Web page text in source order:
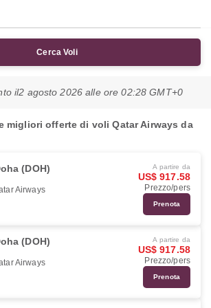
Cerca Voli
il2 agosto 2026 alle ore 02:28 GMT+0
migliori offerte di voli Qatar Airways da
(DOH)
Airways
A partire da
US$ 917.58
Prezzo/pers
Prenota
(DOH)
Airways
A partire da
US$ 917.58
Prezzo/pers
Prenota